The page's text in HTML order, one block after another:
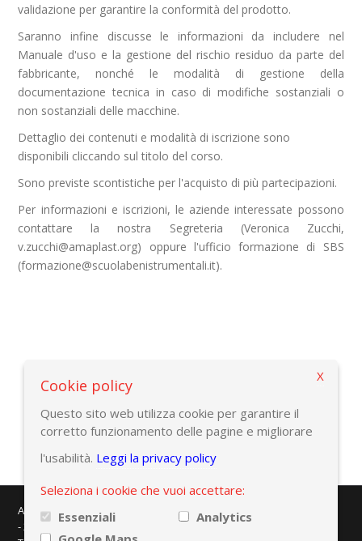
validazione per garantire la conformità del prodotto.
Saranno infine discusse le informazioni da includere nel
Manuale d'uso e la gestione del rischio residuo da parte del
fabbricante, nonché le modalità di gestione della
documentazione tecnica in caso di modifiche sostanziali o
non sostanziali delle macchine.
Dettaglio dei contenuti e modalità di iscrizione sono
disponibili cliccando sul titolo del corso.
Sono previste scontistiche per l'acquisto di più partecipazioni.
Per informazioni e iscrizioni, le aziende interessate possono
contattare la nostra Segreteria (Veronica Zucchi,
v.zucchi@amaplast.org) oppure l'ufficio formazione di SBS
(formazione@scuolabenistrumentali.it).
Torna alla pagina precedente
AMAPLAST - Centro Direzionale Milanofiori - Strada 1 - Palazzo F/3
- 20057 Assago (MI)
Cookie policy
Questo sito web utilizza cookie per garantire il
corretto funzionamento delle pagine e migliorare
l'usabilità. Leggi la privacy policy
Seleziona i cookie che vuoi accettare:
Essenziali
Analytics
X